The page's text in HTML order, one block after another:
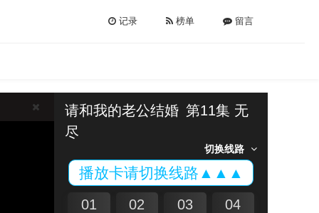
记录 榜单 留言
请和我的老公结婚 第11集 无
尽
切换线路
播放卡请切换线路▲▲▲
01 02 03
04